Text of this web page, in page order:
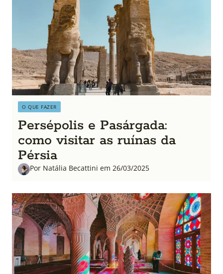
O QUE FAZER
Persépolis e Pasárgada:
como visitar as ruínas da
Pérsia
Por Natália Becattini em 26/03/2025